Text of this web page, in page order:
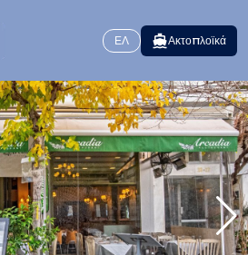
ΕΛ Ακτοπλοϊκά